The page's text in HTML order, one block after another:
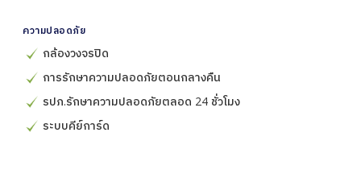
ความปลอดภัย
กล้องวงจรปิด
การรักษาความปลอดภัยตอนกลางคืน
รปภ.รักษาความปลอดภัยตลอด 24 ชั่วโมง
ระบบคีย์การ์ด